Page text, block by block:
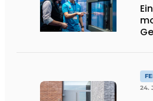
24.